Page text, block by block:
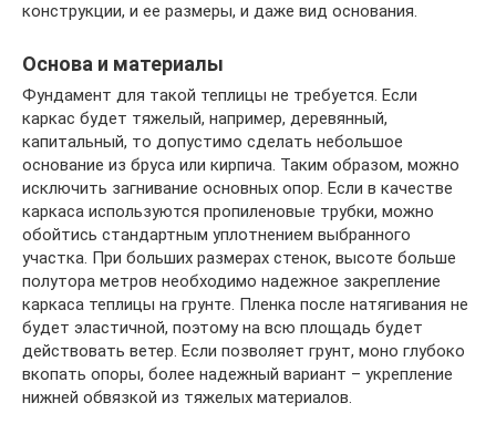
конструкции, и ее размеры, и даже вид основания.
Основа и материалы
Фундамент для такой теплицы не требуется. Если
каркас будет тяжелый, например, деревянный,
капитальный, то допустимо сделать небольшое
основание из бруса или кирпича. Таким образом, можно
исключить загнивание основных опор. Если в качестве
каркаса используются пропиленовые трубки, можно
обойтись стандартным уплотнением выбранного
участка. При больших размерах стенок, высоте больше
полутора метров необходимо надежное закрепление
каркаса теплицы на грунте. Пленка после натягивания не
будет эластичной, поэтому на всю площадь будет
действовать ветер. Если позволяет грунт, моно глубоко
вкопать опоры, более надежный вариант – укрепление
нижней обвязкой из тяжелых материалов.